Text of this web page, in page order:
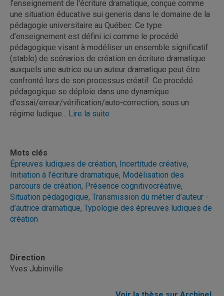
l'enseignement de l'écriture dramatique, conçue comme
une situation éducative sui generis dans le domaine de la
pédagogie universitaire au Québec. Ce type
d’enseignement est défini ici comme le procédé
pédagogique visant à modéliser un ensemble significatif
(stable) de scénarios de création en écriture dramatique
auxquels une autrice ou un auteur dramatique peut être
confronté lors de son processus créatif. Ce procédé
pédagogique se déploie dans une dynamique
d’essai/erreur/vérification/auto-correction, sous un
régime ludique... Lire la suite
Mots clés
Épreuves ludiques de création, Incertitude créative,
Initiation à l’écriture dramatique, Modélisation des
parcours de création, Présence cognitivocréative,
Situation pédagogique, Transmission du métier d’auteur -
d’autrice dramatique, Typologie des épreuves ludiques de
création
Direction
Yves Jubinville